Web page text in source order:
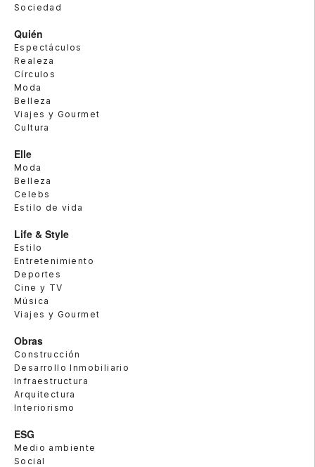
Sociedad
Quién
Espectáculos
Realeza
Círculos
Moda
Belleza
Viajes y Gourmet
Cultura
Elle
Moda
Belleza
Celebs
Estilo de vida
Life & Style
Estilo
Entretenimiento
Deportes
Cine y TV
Música
Viajes y Gourmet
Obras
Construcción
Desarrollo Inmobiliario
Infraestructura
Arquitectura
Interiorismo
ESG
Medio ambiente
Social